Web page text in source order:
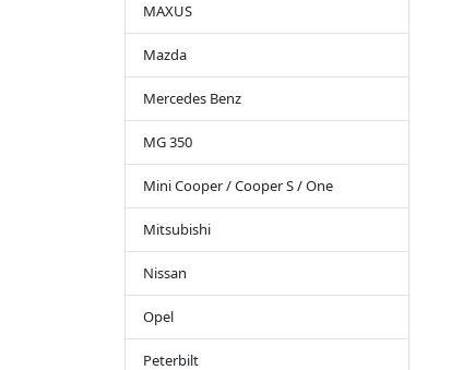
MAXUS
Mazda
Mercedes Benz
MG 350
Mini Cooper / Cooper S / One
Mitsubishi
Nissan
Opel
Peterbilt